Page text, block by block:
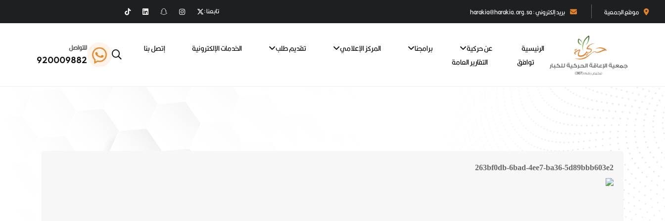
موقع الجمعية بريد إلكتروني : harakia@harakia.org.sa تابعنا :
الرئيسية عن حركية برامجنا المركز الإعلامي تقديم طلب الخدمات الإلكترونية
إتصل بنا
توافق
التقارير العامة
للتواصل
920009882
263bf0db-6bad-4ee7-ba36-5d89bbb603e2